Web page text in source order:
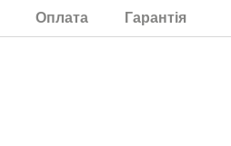
Оплата Гарантія